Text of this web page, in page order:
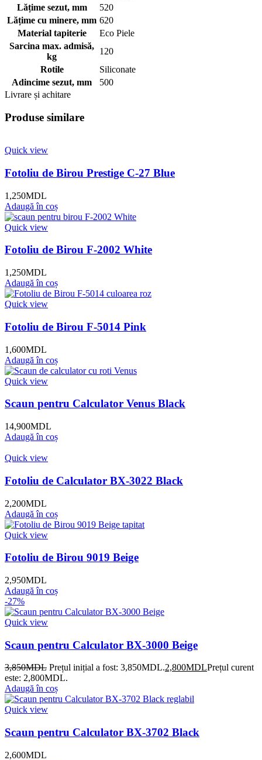
Lățime sezut, mm
520
Lățime cu minere, mm 620
Material tapiterie
Eco Piele
Sarcina max. admisă,
kg
120
Rotile
Siliconate
Adincime sezut, mm
500
Livrare și achitare
Produse similare
Quick view
Fotoliu de Birou Prestige C-27 Blue
1,250MDL
Adaugă în coș
Quick view
Fotoliu de Birou F-2002 White
1,250MDL
Adaugă în coș
Quick view
Fotoliu de Birou F-5014 Pink
1,600MDL
Adaugă în coș
Quick view
Scaun pentru Calculator Venus Black
14,900MDL
Adaugă în coș
Quick view
Fotoliu de Calculator BX-3022 Black
2,200MDL
Adaugă în coș
Quick view
Fotoliu de Birou 9019 Beige
2,950MDL
Adaugă în coș
-27%
Quick view
Scaun pentru Calculator BX-3000 Beige
3,850MDL Prețul inițial a fost: 3,850MDL.2,800MDLPrețul curent
este: 2,800MDL.
Adaugă în coș
Quick view
Scaun pentru Calculator BX-3702 Black
2,600MDL